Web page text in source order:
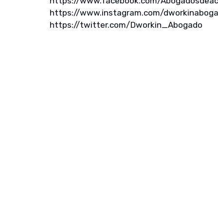
https://www.instagram.com/
https://twitter.com/Dworkin_Abogado